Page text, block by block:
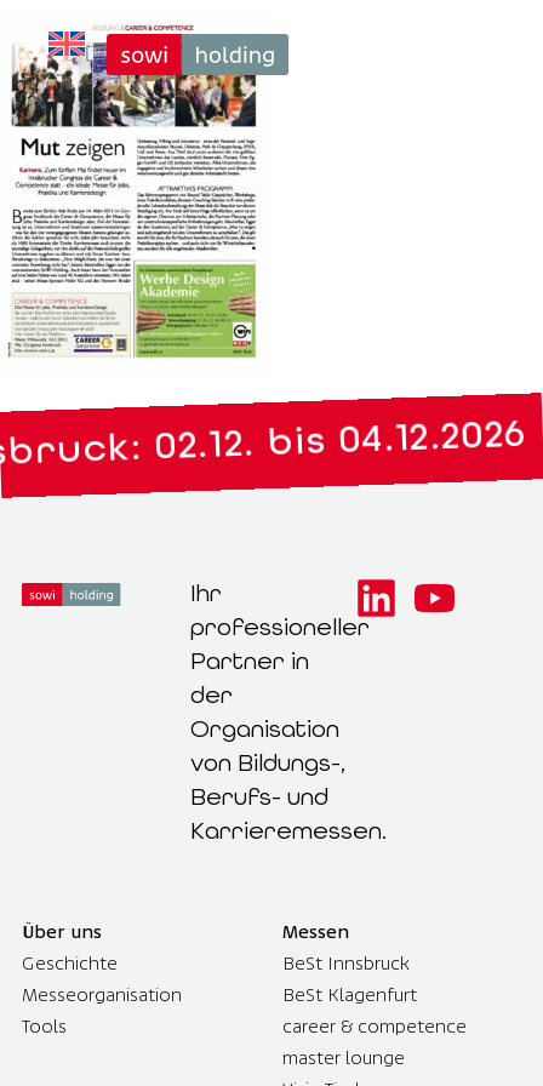
02.12. bis 04.12.2026
Ihr
professioneller
Partner in
der
Organisation
von Bildungs-,
Berufs- und
Karrieremessen.
Über uns
Geschichte
Messeorganisation
Tools
Messen
BeSt Innsbruck
BeSt Klagenfurt
career & competence
master lounge